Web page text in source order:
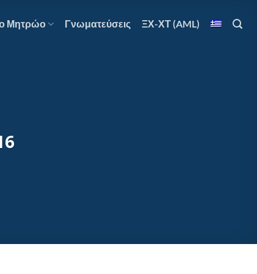
Μητρώο Γνωματεύσεις ΞΧ-ΧΤ (AML)